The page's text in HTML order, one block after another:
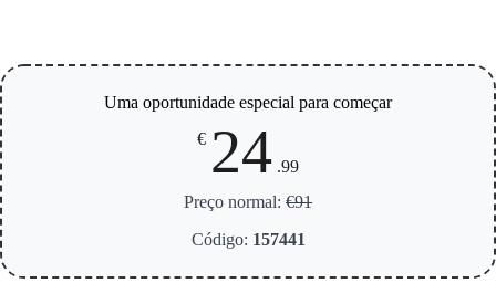
Uma oportunidade especial para começar
€ 24 .99
Preço normal: €91
Código: 157441